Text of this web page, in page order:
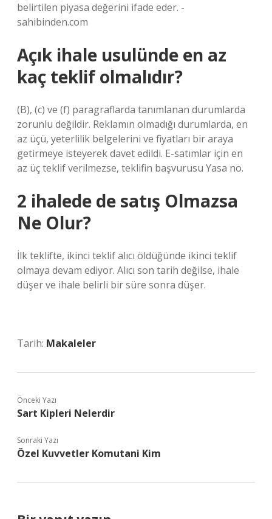
belirtilen piyasa değerini ifade eder. -
sahibinden.com
Açık ihale usulünde en az
kaç teklif olmalıdır?
(B), (c) ve (f) paragraflarda tanımlanan durumlarda
zorunlu değildir. Reklamın olmadığı durumlarda, en
az üçü, yeterlilik belgelerini ve fiyatları bir araya
getirmeye isteyerek davet edildi. E-satımlar için en
az üç teklif verilmezse, teklifin başvurusu Yasa no.
2 ihalede de satış Olmazsa
Ne Olur?
İlk teklifte, ikinci teklif alıcı öldüğünde ikinci teklif
olmaya devam ediyor. Alıcı son tarih değilse, ihale
düşer ve ihale belirli bir süre sonra düşer.
Tarih: Makaleler
Önceki Yazı
Sart Kipleri Nelerdir
Sonraki Yazı
Özel Kuvvetler Komutani Kim